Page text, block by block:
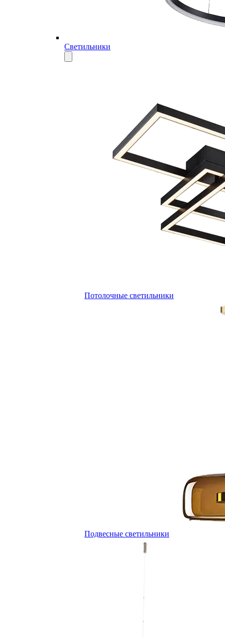
Светильники
Потолочные светильники
Подвесные светильники